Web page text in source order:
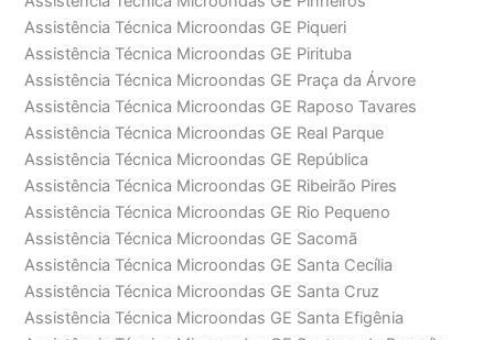
Assistência Técnica Microondas GE Piqueri
Assistência Técnica Microondas GE Pirituba
Assistência Técnica Microondas GE Praça da Árvore
Assistência Técnica Microondas GE Raposo Tavares
Assistência Técnica Microondas GE Real Parque
Assistência Técnica Microondas GE República
Assistência Técnica Microondas GE Ribeirão Pires
Assistência Técnica Microondas GE Rio Pequeno
Assistência Técnica Microondas GE Sacomã
Assistência Técnica Microondas GE Santa Cecília
Assistência Técnica Microondas GE Santa Cruz
Assistência Técnica Microondas GE Santa Efigênia